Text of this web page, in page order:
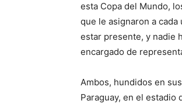
esta Copa del Mundo,
que le asignaron a
estar presente, y nadie
encargado de
Ambos, hundidos en
Paraguay, en el estadio